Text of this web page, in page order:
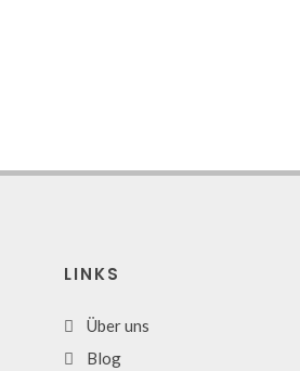
LINKS
Über uns
Blog